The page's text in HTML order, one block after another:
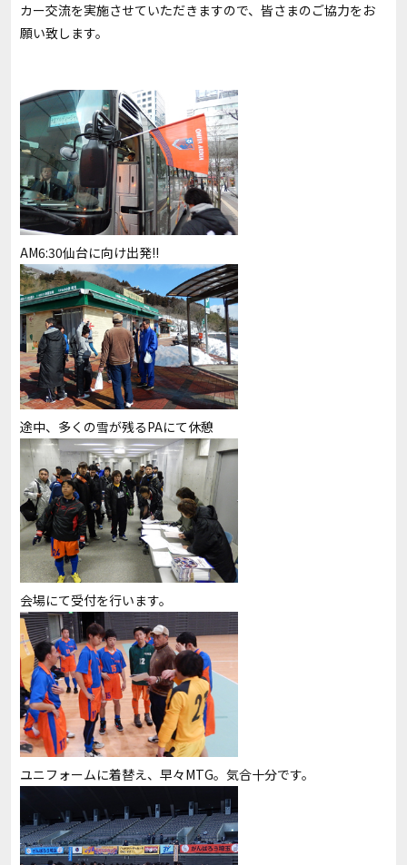
カー交流を実施させていただきますので、皆さまのご協力をお
願い致します。
AM6:30仙台に向け出発!!
途中、多くの雪が残るPAにて休憩
会場にて受付を行います。
ユニフォームに着替え、早々MTG。気合十分です。